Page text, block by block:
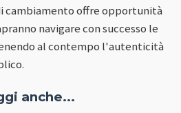
cambiamento offre opportunità
navigare con successo le
al contempo l'autenticità
anche...